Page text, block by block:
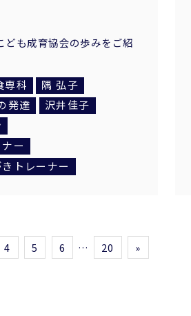
も成育協会の歩みをご紹
専科
隅 弘子
発達
沢井佳子
ー
トレーナー
4 5 6 … 20 »